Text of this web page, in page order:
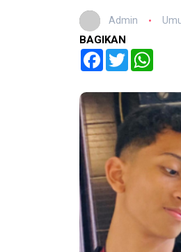
Admin
BAGIKAN
Facebook
Twitter